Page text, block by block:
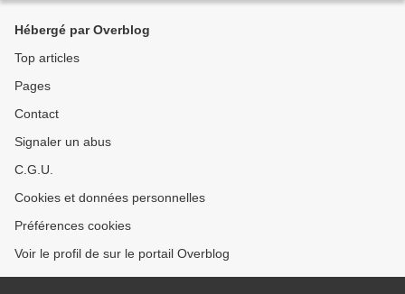
Hébergé par Overblog
Top articles
Pages
Contact
Signaler un abus
C.G.U.
Cookies et données personnelles
Préférences cookies
Voir le profil de sur le portail Overblog